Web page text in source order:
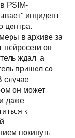
PSIM-
инцидент
центра.
в архиве за
нейросети он
ждал, а
пришел со
случае
он может
даже
к
покинуть